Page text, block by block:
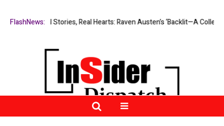
FlashNews:
Real Stories, Real Hearts: Raven Austen’s ‘Backlit—A Collection’